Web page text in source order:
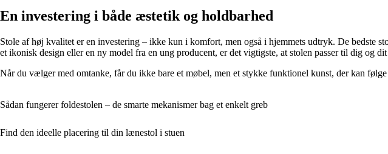
En investering i både æstetik og holdbarhed
Stole af høj kvalitet er en investering – ikke kun i komfort, men også i hjemmets udtryk. De bedste
et ikonisk design eller en ny model fra en ung producent, er det vigtigste, at stolen passer til dig og
Når du vælger med omtanke, får du ikke bare et møbel, men et stykke funktionel kunst, der kan
Sådan fungerer foldestolen – de smarte mekanismer bag et enkelt greb
Find den ideelle placering til din lænestol i stuen